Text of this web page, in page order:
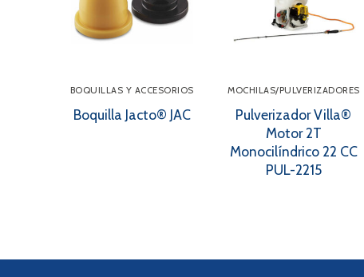
BOQUILLAS Y ACCESORIOS
Boquilla Jacto® JAC
MOCHILAS/PULVERIZADORES
Pulverizador Villa®
Motor 2T
Monocilíndrico 22 CC
PUL-2215